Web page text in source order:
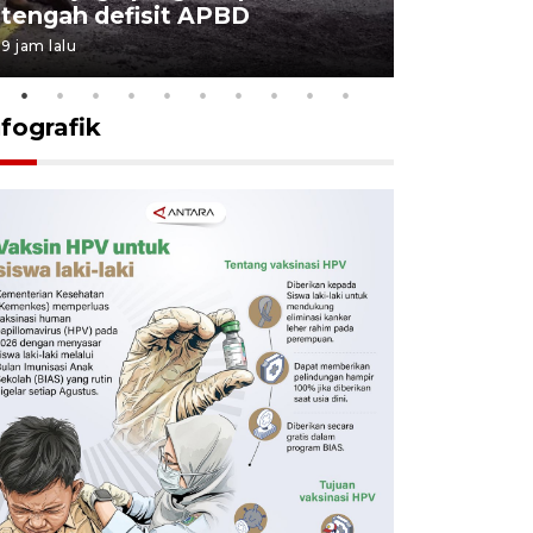
tengah defisit APBD
9 jam lalu